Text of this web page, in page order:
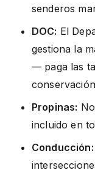
senderos
DOC: El
gestiona la
— paga las
conservación
Propinas:
incluido en
Conducción: